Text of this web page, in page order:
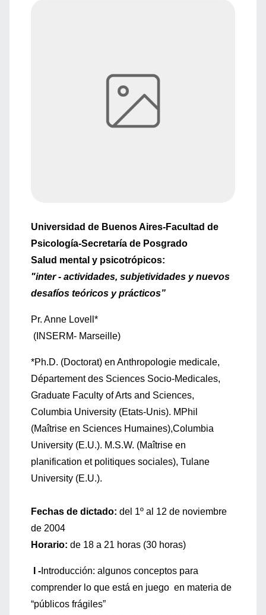
Universidad de Buenos Aires-Facultad de
Psicología-Secretaría de Posgrado
Salud mental y psicotrópicos:
"inter - actividades, subjetividades y nuevos
desafíos teóricos y prácticos”
Pr. Anne Lovell*
(INSERM- Marseille)
*Ph.D. (Doctorat) en Anthropologie medicale,
Département des Sciences Socio-Medicales,
Graduate Faculty of Arts and Sciences,
Columbia University (Etats-Unis). MPhil
(Maîtrise en Sciences Humaines),Columbia
University (E.U.). M.S.W. (Maîtrise en
planification et politiques sociales), Tulane
University (E.U.).
Fechas de dictado: del 1º al 12 de noviembre
de 2004
Horario: de 18 a 21 horas (30 horas)
I - Introducción: algunos conceptos para
comprender lo que está en juego en materia de
“públicos frágiles”